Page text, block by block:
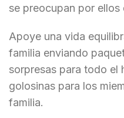
se preocupan por ellos
Apoye una vida
familia enviando
sorpresas para todo el
golosinas para los
familia.